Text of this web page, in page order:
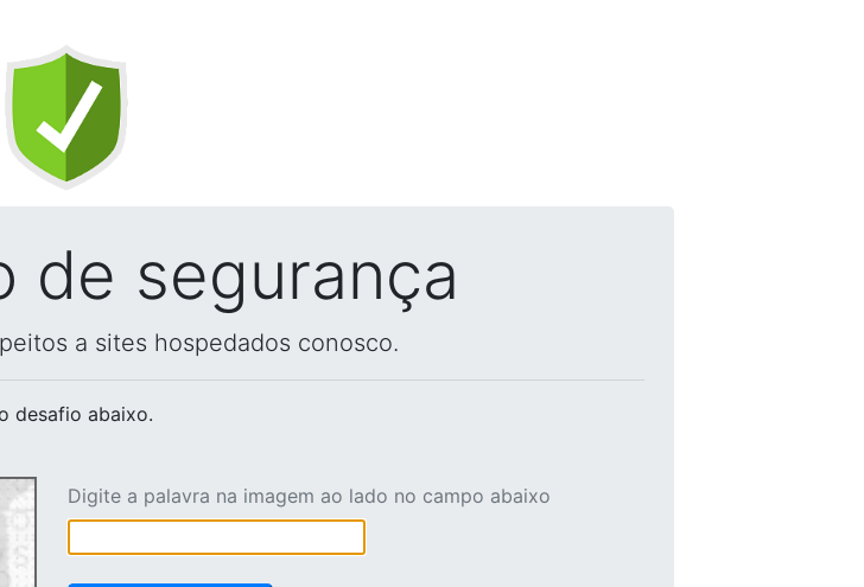
de segurança
a sites hospedados conosco.
desafio abaixo.
Digite a palavra na imagem ao lado no campo abaixo